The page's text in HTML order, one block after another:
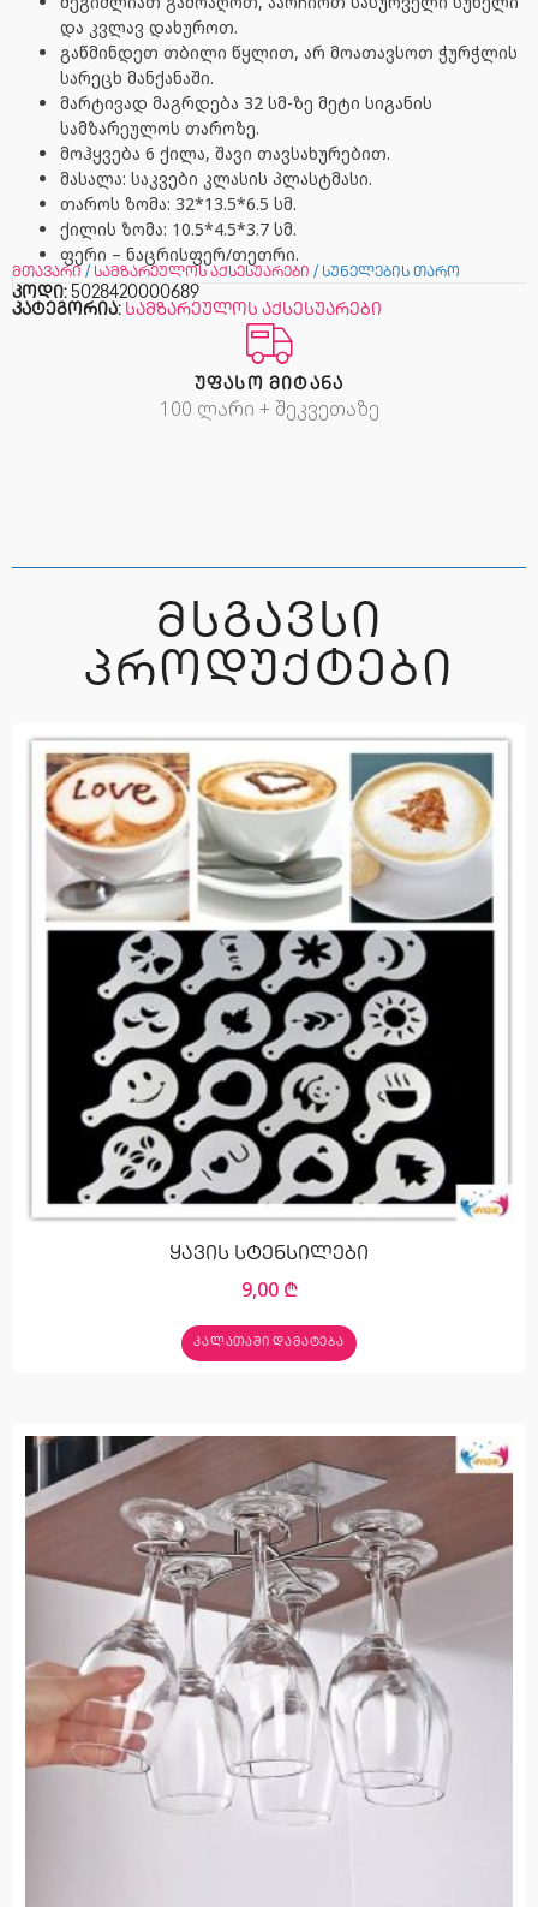
და კვლავ დახუროთ.
გაწმინდეთ თბილი წყლით, არ მოათავსოთ ჭურჭლის
სარეცხ მანქანაში.
მარტივად მაგრდება 32 სმ-ზე მეტი სიგანის
სამზარეულოს თაროზე.
მოჰყვება 6 ქილა, შავი თავსახურებით.
მასალა: საკვები კლასის პლასტმასი.
თაროს ზომა: 32*13.5*6.5 სმ.
ქილის ზომა: 10.5*4.5*3.7 სმ.
ფერი – ნაცრისფერ/თეთრი.
მთავარი / სამზარეულოს აქსესუარები / სუნელების თარო
კოდი: 5028420000689
კატეგორია: სამზარეულოს აქსესუარები
ᲣᲤᲐᲡᲝ ᲛᲘᲢᲐᲜᲐ
100 ლარი + შეკვეთაზე
ᲛᲡᲒᲐᲕᲡᲘ
ᲞᲠᲝᲓᲣᲥᲢᲔᲑᲘ
ყავის სტენსილები
9,00 ₾
ᲙᲐᲚᲐᲗᲐᲨᲘ ᲓᲐᲛᲐᲢᲔᲑᲐ